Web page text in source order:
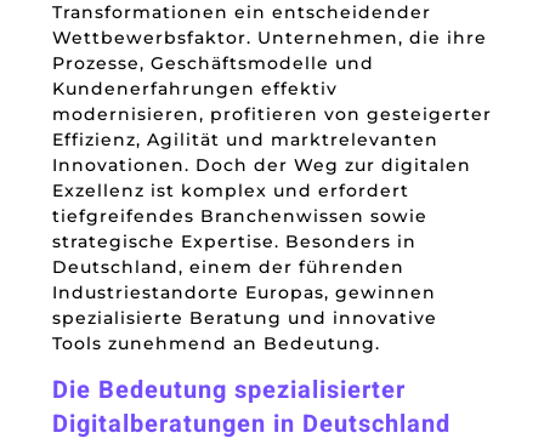
Transformationen ein entscheidender
Wettbewerbsfaktor. Unternehmen, die ihre
Prozesse, Geschäftsmodelle und
Kundenerfahrungen effektiv
modernisieren, profitieren von gesteigerter
Effizienz, Agilität und marktrelevanten
Innovationen. Doch der Weg zur digitalen
Exzellenz ist komplex und erfordert
tiefgreifendes Branchenwissen sowie
strategische Expertise. Besonders in
Deutschland, einem der führenden
Industriestandorte Europas, gewinnen
spezialisierte Beratung und innovative
Tools zunehmend an Bedeutung.
Die Bedeutung spezialisierter
Digitalberatungen in Deutschland